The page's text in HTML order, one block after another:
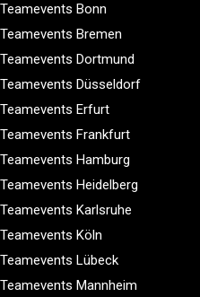
Teamevents Bonn
Teamevents Bremen
Teamevents Dortmund
Teamevents Düsseldorf
Teamevents Erfurt
Teamevents Frankfurt
Teamevents Hamburg
Teamevents Heidelberg
Teamevents Karlsruhe
Teamevents Köln
Teamevents Lübeck
Teamevents Mannheim